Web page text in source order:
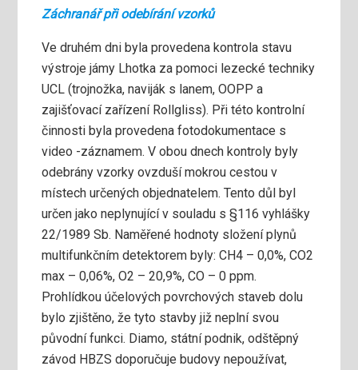
Záchranář při odebírání vzorků
Ve druhém dni byla provedena kontrola stavu
výstroje jámy Lhotka za pomoci lezecké techniky
UCL (trojnožka, naviják s lanem, OOPP a
zajišťovací zařízení Rollgliss). Při této kontrolní
činnosti byla provedena fotodokumentace s
video -záznamem. V obou dnech kontroly byly
odebrány vzorky ovzduší mokrou cestou v
místech určených objednatelem. Tento důl byl
určen jako neplynující v souladu s §116 vyhlášky
22/1989 Sb. Naměřené hodnoty složení plynů
multifunkčním detektorem byly: CH4 – 0,0%, CO2
max – 0,06%, O2 – 20,9%, CO – 0 ppm.
Prohlídkou účelových povrchových staveb dolu
bylo zjištěno, že tyto stavby již neplní svou
původní funkci. Diamo, státní podnik, odštěpný
závod HBZS doporučuje budovy nepoužívat,